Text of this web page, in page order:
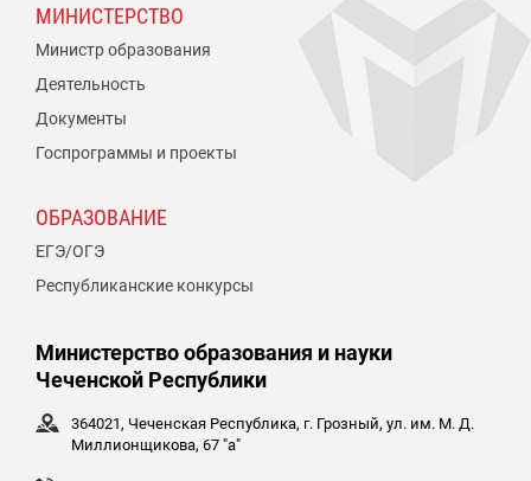
МИНИСТЕРСТВО
Министр образования
Деятельность
Документы
Госпрограммы и проекты
ОБРАЗОВАНИЕ
ЕГЭ/ОГЭ
Республиканские конкурсы
Министерство образования и науки
Чеченской Республики
364021, Чеченская Республика, г. Грозный, ул. им. М. Д.
Миллионщикова, 67 "а"